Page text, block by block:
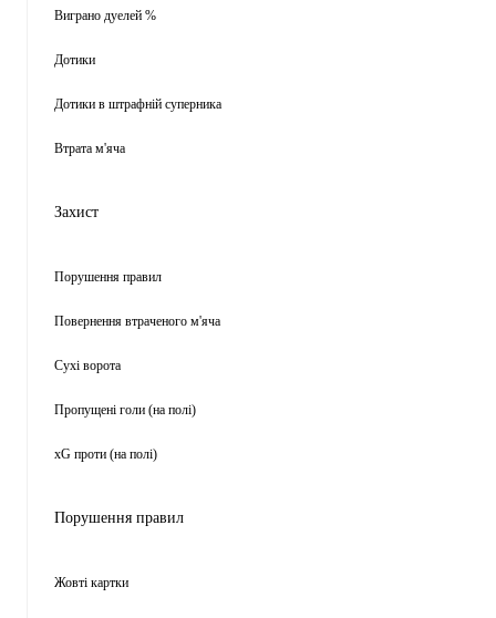
Виграно дуелей %
Дотики
Дотики в штрафній суперника
Втрата м'яча
Захист
Порушення правил
Повернення втраченого м'яча
Сухі ворота
Пропущені голи (на полі)
xG проти (на полі)
Порушення правил
Жовті картки